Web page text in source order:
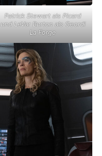
Patrick Stewart als Picard
und LeVar Burton als Geordi
La Forge